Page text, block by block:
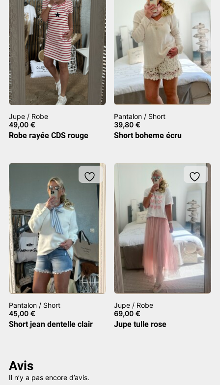
Jupe / Robe
49,00 €
Robe rayée CDS rouge
Pantalon / Short
39,80€
Short boheme écru
Pantalon / Short
45,00 €
Short jean dentelle clair
Jupe / Robe
69,00€
Jupe tulle rose
Avis
Il n’y a pas encore d’avis.